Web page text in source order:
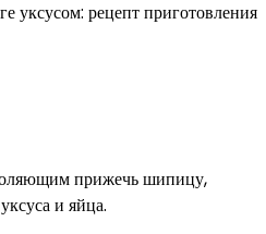
прижечь шипицу,
и яйца.